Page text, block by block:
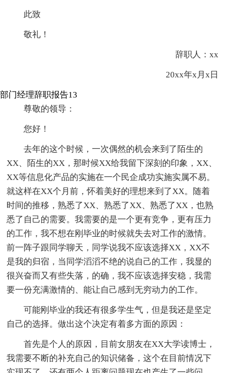
此致
敬礼！
辞职人：xx
20xx年x月x日
部门经理辞职报告13
尊敬的领导：
您好！
去年的这个时候，一次偶然的机会来到了陌生的
XX、陌生的XX，那时候XX给我留下深刻的印象，XX、
XX等信息化产品的实施在一个民企成功实施实属不易。
就这样在XX个月前，怀着美好的理想来到了XX。随着
时间的推移，熟悉了XX、熟悉了XX、熟悉了XX，也熟
悉了自己的需要。我需要的是一个更有竞争，更有压力
的工作，我不想在刚毕业的时候就失去对工作的激情。
前一阵子跟同学聊天，同学说我不应该选择XX，XX不
是我的归宿，当同学滔滔不绝的说自己的工作，我显的
很兴奋而又有些失落，的确，我不应该选择安稳，我需
要一份充满激情的、能让自己感到无穷动力的工作。
可能刚毕业的我还有很多学生气，但是我还是坚定
自己的选择。做出这个决定有着多方面的原因：
首先是个人的原因，目前女朋友在XX大学读博士，
我需要不断的补充自己的知识储备，这个在目前情况下